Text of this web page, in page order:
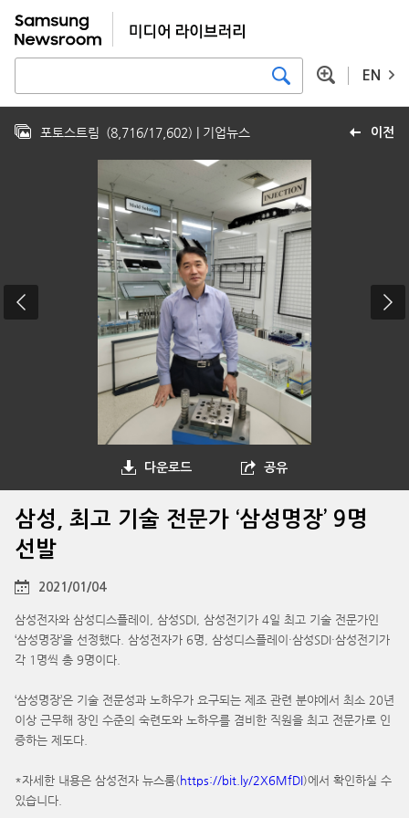
EN
이전
포토스트림 (8,716/17,602) | 기업뉴스
다운로드 공유
삼성, 최고 기술 전문가 ‘삼성명장’ 9명
선발
2021/01/04
삼성전자와 삼성디스플레이, 삼성SDI, 삼성전기가 4일 최고 기술 전문가인
‘삼성명장’을 선정했다. 삼성전자가 6명, 삼성디스플레이·삼성SDI·삼성전기가
각 1명씩 총 9명이다.
‘삼성명장’은 기술 전문성과 노하우가 요구되는 제조 관련 분야에서 최소 20년
이상 근무해 장인 수준의 숙련도와 노하우를 겸비한 직원을 최고 전문가로 인
증하는 제도다.
*자세한 내용은 삼성전자 뉴스룸(https://bit.ly/2X6MfDI)에서 확인하실 수
있습니다.